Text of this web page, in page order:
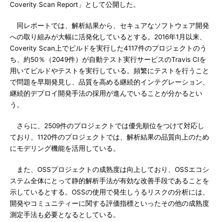
Coverity Scan Report」として公開した。
同レポートでは、解析結果から、セキュアなソフトウェア開発
への取り組みが大幅に活発化しているとする。2016年1月以来、
Coverity Scan上でビルドを実行した4117件のプロジェクトのう
ち、約50％（2049件）が自動テスト実行サービスのTravis CIを
用いてビルドやテストを実行している。頻繁にテストを行うこと
で問題を早期発見し、品質を高める継続的インテグレーション、
継続的デプロイ開発手法の採用が進んでいることが分かるとい
う。
さらに、2509件のプロジェクトでは優先順位をつけて対応し
ており、1120件のプロジェクトでは、解析結果の品質向上のため
にモデリング機能を活用している。
また、OSSプロジェクトの成熟度は向上しており、OSSエコシ
ステム全体にとって静的解析手法が有効な改善手段であることを
示しているとする。OSSの使用で発生しうるリスクの分析には、
開発やコミュニティーに関する評価指標といったその他の成熟度
測定手法も必要となるとしている。